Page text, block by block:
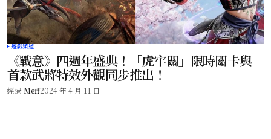
遊戲頻道
《戰意》四週年盛典！「虎牢關」限時關卡與
首款武將特效外觀同步推出！
經過 Meff2024 年 4 月 11 日